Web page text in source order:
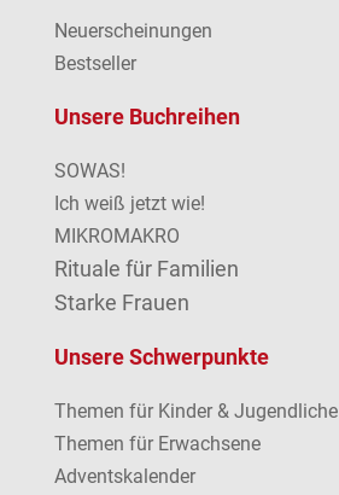
Neuerscheinungen
Bestseller
Unsere Buchreihen
SOWAS!
Ich weiß jetzt wie!
MIKROMAKRO
Rituale für Familien
Starke Frauen
Unsere Schwerpunkte
Themen für Kinder & Jugendliche
Themen für Erwachsene
Adventskalender